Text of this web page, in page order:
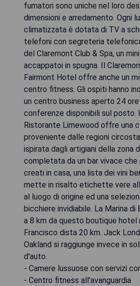
fumatori sono uniche nel loro
dimensioni e arredamento. Ogni
climatizzata è dotata di TV a
telefoni con segreteria
del Claremont Club & Spa, un
accappatoi in spugna. Il
Fairmont Hotel offre anche un
centro fitness. Gli ospiti hanno
un centro business aperto 24
conferenze disponibili sul posto.
Ristorante Limewood offre una
proveniente dalle regioni
ispirata dagli artigiani della zona
completata da un bar vivace
creati in casa, una lista dei vini
mette in risalto etichette vere
al luogo di origine ed una
bicchiere invidiabile. La Marina di
a 8 km da questo boutique hotel
Francisco dista 20 km. Jack
Oakland si raggiunge invece in
d'auto.
- Camere lussuose con servizi
- Centro fitness all'avanguardia